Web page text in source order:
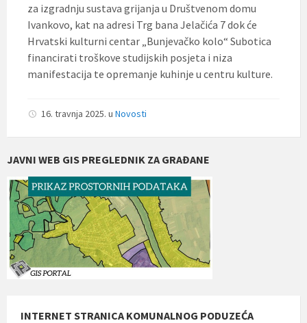
za izgradnju sustava grijanja u Društvenom domu
Ivankovo, kat na adresi Trg bana Jelačića 7 dok će
Hrvatski kulturni centar „Bunjevačko kolo“ Subotica
financirati troškove studijskih posjeta i niza
manifestacija te opremanje kuhinje u centru kulture.
16. travnja 2025. u Novosti
JAVNI WEB GIS PREGLEDNIK ZA GRAĐANE
INTERNET STRANICA KOMUNALNOG PODUZEĆA